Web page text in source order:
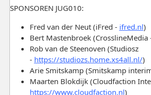
SPONSOREN JUG010:
Fred van der Neut (iFred - ifred.nl)
Bert Mastenbroek (CrosslineMedia
Rob van de Steenoven (Studiosz
- https://studiozs.home.xs4all.nl/)
Arie Smitskamp (Smitskamp
Maarten Blokdijk (Cloudfaction
https://www.cloudfaction.nl)